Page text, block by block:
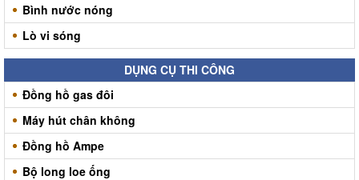
Bình nước nóng
Lò vi sóng
DỤNG CỤ THI CÔNG
Đồng hồ gas đôi
Máy hút chân không
Đồng hồ Ampe
Bộ long loe ống